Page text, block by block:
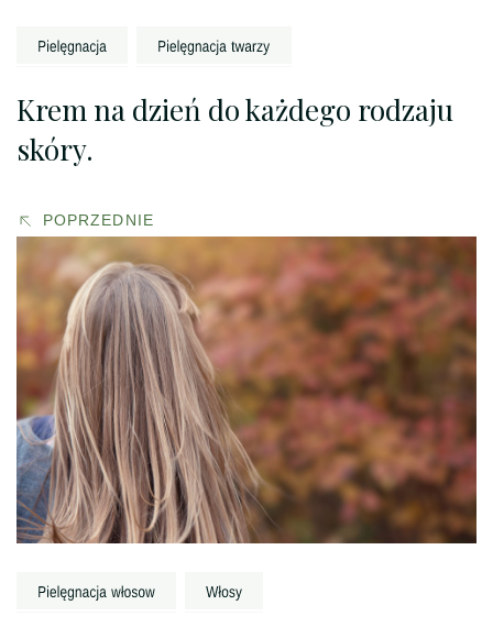
Krem na dzień do każdego rodzaju
skóry.
POPRZEDNIE